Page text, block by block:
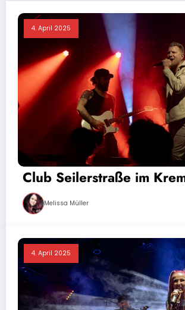
4. April 2025
Club Seilerstraße im
Melissa Müller
4. April 2025